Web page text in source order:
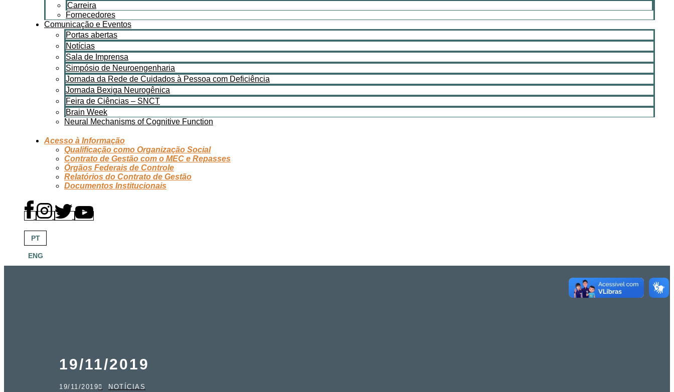
Carreira
Fornecedores
Comunicação e Eventos
Portas abertas
Notícias
Sala de Imprensa
Simpósio de Neuroengenharia
Jornada da Rede de Cuidados à Pessoa com Deficiência
Jornada Bexiga Neurogênica
Feira de Ciências – SNCT
Brain Week
Neural Mechanisms of Cognitive Function
Acesso à Informação
Qualificação como Organização Social
Contrato de Gestão com o MEC e Repasses
Órgãos Federais de Controle
Relatórios do Contrato de Gestão
Documentos Institucionais
PT
ENG
19/11/2019
19/11/2019 NOTÍCIAS